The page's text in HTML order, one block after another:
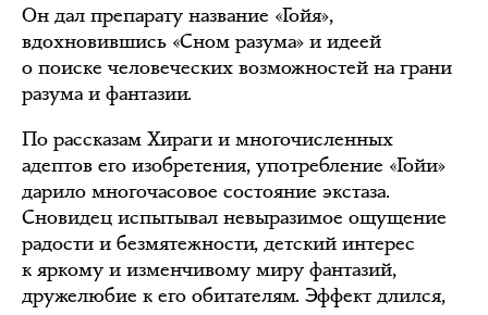
Он дал препарату название «Гойя»,
вдохновившись «Сном разума» и идеей
о поиске человеческих возможностей на грани
разума и фантазии.
По рассказам Хираги и многочисленных
адептов его изобретения, употребление «Гойи»
дарило многочасовое состояние экстаза.
Сновидец испытывал невыразимое ощущение
радости и безмятежности, детский интерес
к яркому и изменчивому миру фантазий,
дружелюбие к его обитателям. Эффект длился,